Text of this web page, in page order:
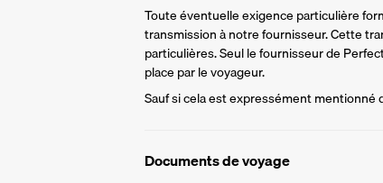
Toute éventuelle exigence particulière
transmission à notre fournisseur. Cette
particulières. Seul le fournisseur de
place par le voyageur.
Sauf si cela est expressément
Documents de voyage